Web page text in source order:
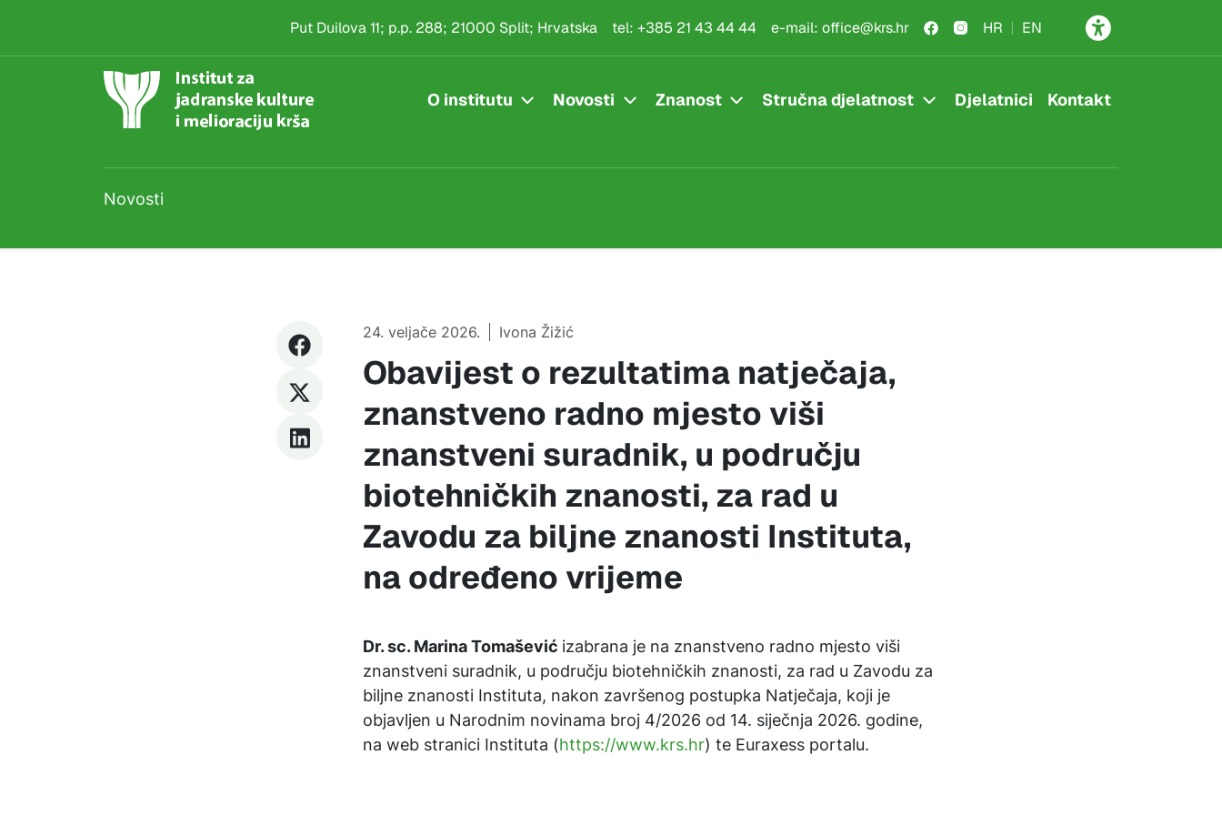
Put Duilova 11; p.p. 288; 21000 Split; Hrvatska tel: +385 21 43 44 44 e-mail: office@krs.hr HR EN
O institutu Novosti Znanost Stručna djelatnost Djelatnici Kontakt
Novosti
24. veljače 2026. Ivona Žižić
Obavijest o rezultatima natječaja,
znanstveno radno mjesto viši
znanstveni suradnik, u području
biotehničkih znanosti, za rad u
Zavodu za biljne znanosti Instituta,
na određeno vrijeme
Dr. sc. Marina Tomašević izabrana je na znanstveno radno mjesto viši
znanstveni suradnik, u području biotehničkih znanosti, za rad u Zavodu za
biljne znanosti Instituta, nakon završenog postupka Natječaja, koji je
objavljen u Narodnim novinama broj 4/2026 od 14. siječnja 2026. godine,
na web stranici Instituta (https://www.krs.hr) te Euraxess portalu.